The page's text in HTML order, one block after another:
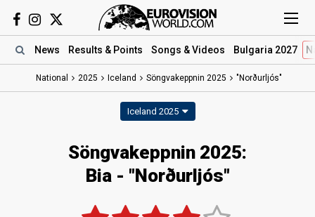
News Results & Points Songs & Videos Bulgaria 2027
National 2025 Iceland Söngvakeppnin 2025 "Norðurljós"
Iceland 2025
Söngvakeppnin 2025:
Bia- "Norðurljós"